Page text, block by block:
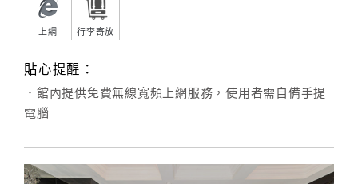
請
款
收
據
合
作
上網 行李寄放
貼心提醒：
．館內提供免費無線寬頻上網服務，使用者需自備手提
電腦